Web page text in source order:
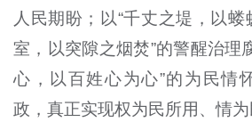
人民期盼；以“千丈之堤，以
室，以突隙之烟焚”的警醒治理
心，以百姓心为心”的为民情
政，真正实现权为民所用、情